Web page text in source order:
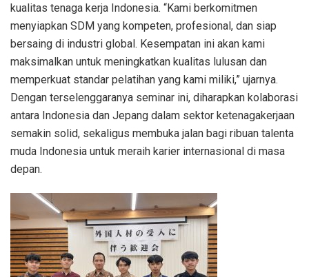
kualitas tenaga kerja Indonesia. “Kami berkomitmen
menyiapkan SDM yang kompeten, profesional, dan siap
bersaing di industri global. Kesempatan ini akan kami
maksimalkan untuk meningkatkan kualitas lulusan dan
memperkuat standar pelatihan yang kami miliki,” ujarnya.
Dengan terselenggaranya seminar ini, diharapkan kolaborasi
antara Indonesia dan Jepang dalam sektor ketenagakerjaan
semakin solid, sekaligus membuka jalan bagi ribuan talenta
muda Indonesia untuk meraih karier internasional di masa
depan.